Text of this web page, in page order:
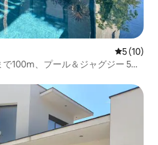
レビュー
5 (10)
100m、プール＆ジャグジー 5名